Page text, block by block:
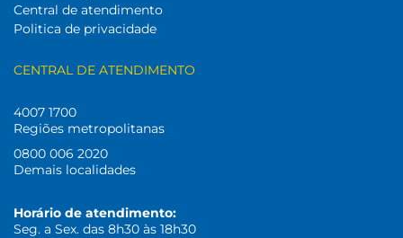
Central de atendimento
Politica de privacidade
CENTRAL DE ATENDIMENTO
4007 1700
Regiões metropolitanas
0800 006 2020
Demais localidades
Horário de atendimento:
Seg. a Sex. das 8h30 às 18h30